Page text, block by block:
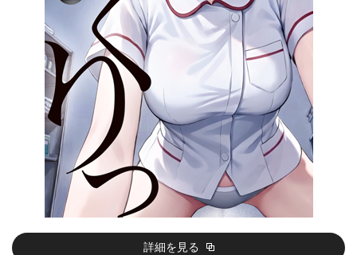
詳細を見る